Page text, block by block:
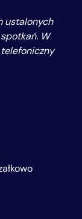
ustalonych
W